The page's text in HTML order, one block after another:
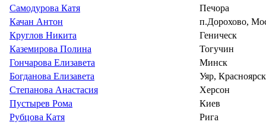
Самодурова Катя
Печора
Качан Антон
п.Дорохово,
Круглов Никита
Геническ
Каземирова Полина
Тогучин
Гончарова Елизавета
Минск
Богданова Елизавета
Уяр,
Степанова Анастасия
Херсон
Пустырев Рома
Киев
Рубцова Катя
Рига